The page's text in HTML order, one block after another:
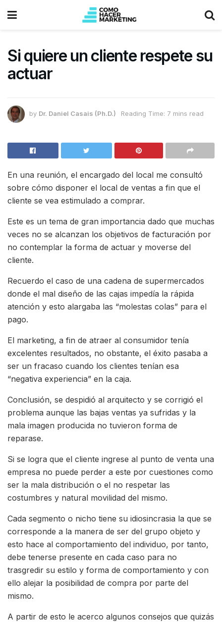
Si quiere un cliente respete su
actuar
by Dr. Daniel Casais (Ph.D.) Reading Time: 7 mins read
En una reunión, el encargado del local me consultó
sobre cómo disponer el local de ventas a fin que el
cliente se vea estimulado a comprar.
Este es un tema de gran importancia dado que muchas
veces no se alcanzan los objetivos de facturación por
no contemplar la forma de actuar y moverse del
cliente.
Recuerdo el caso de una cadena de supermercados
donde el mal diseño de las cajas impedía la rápida
atención y esto alargaba las “molestas colas” para el
pago.
El marketing, a fin de atraer al consumidor tenía
excelentes resultados, no obstante, el éxito pasaba a
ser un fracaso cuando los clientes tenían esa
“negativa experiencia” en la caja.
Conclusión, se despidió al arquitecto y se corrigió el
problema aunque las bajas ventas ya sufridas y la
mala imagen producida no tuvieron forma de
reparase.
Si se logra que el cliente ingrese al punto de venta una
empresa no puede perder a este por cuestiones como
ser la mala distribución o el no respetar las
costumbres y natural movilidad del mismo.
Cada segmento o nicho tiene su idiosincrasia la que se
corresponde a la manera de ser del grupo objeto y
esto hace al comportamiento del individuo, por tanto,
debe tenerse presente en cada caso para no
trasgredir su estilo y forma de comportamiento y con
ello alejar la posibilidad de compra por parte del
mismo.
A partir de esto le acerco algunos consejos que quizás